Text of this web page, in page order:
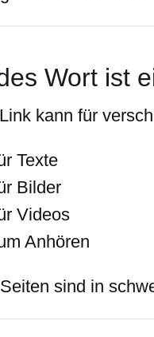
Wort ist
kann für
Texte
Bilder
Videos
Anhören
sind in